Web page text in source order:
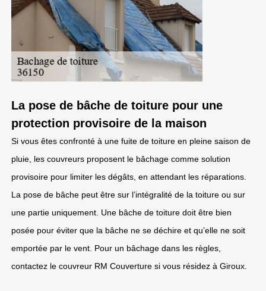
La pose de bâche de toiture pour une
protection provisoire de la maison
Si vous êtes confronté à une fuite de toiture en pleine saison de
pluie, les couvreurs proposent le bâchage comme solution
provisoire pour limiter les dégâts, en attendant les réparations.
La pose de bâche peut être sur l’intégralité de la toiture ou sur
une partie uniquement. Une bâche de toiture doit être bien
posée pour éviter que la bâche ne se déchire et qu’elle ne soit
emportée par le vent. Pour un bâchage dans les règles,
contactez le couvreur RM Couverture si vous résidez à Giroux.